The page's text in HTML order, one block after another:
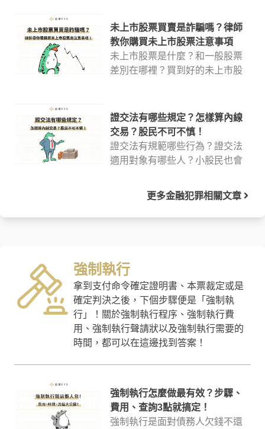
表格，讓你快速分辨差異，文末
也會介紹台灣兩大老鼠會案例，
讓我們一起避開老鼠會設下的圈
套！
未上市股票買賣是詐騙嗎？律師
教你購買未上市股票注意事項
未上市股票是什麼？和一般股票
差別在哪裡？買到好的未上市股
賣未上市股票的注意事項，以及
購買未上市股票可能的風險有哪
些，幫助你避免蒙受財務損失。
證交法有哪些規定？怎樣算內線
交易？股民不可不慎！
證交法有規範哪些行為？證交法
適用對象有哪些人？小股民也會
刑責有多重？內線交易是怎麼認
定的？內線交易需要什麼證據？
資深執業律師將於本文一次說明
更多金融犯罪相關文章
強制執行
拿到支付命令確定證明書、本票裁定或是
確定判決之後，下個步驟便是「強制執
行」！關於強制執行程序、強制執行費
用、強制執行聲請狀以及強制執行需要的
時間，都可以在這邊找到答案！
強制執行怎麼做最有效？步驟、
費用、查詢3點就搞定！
強制執行是面對債務人欠錢不還